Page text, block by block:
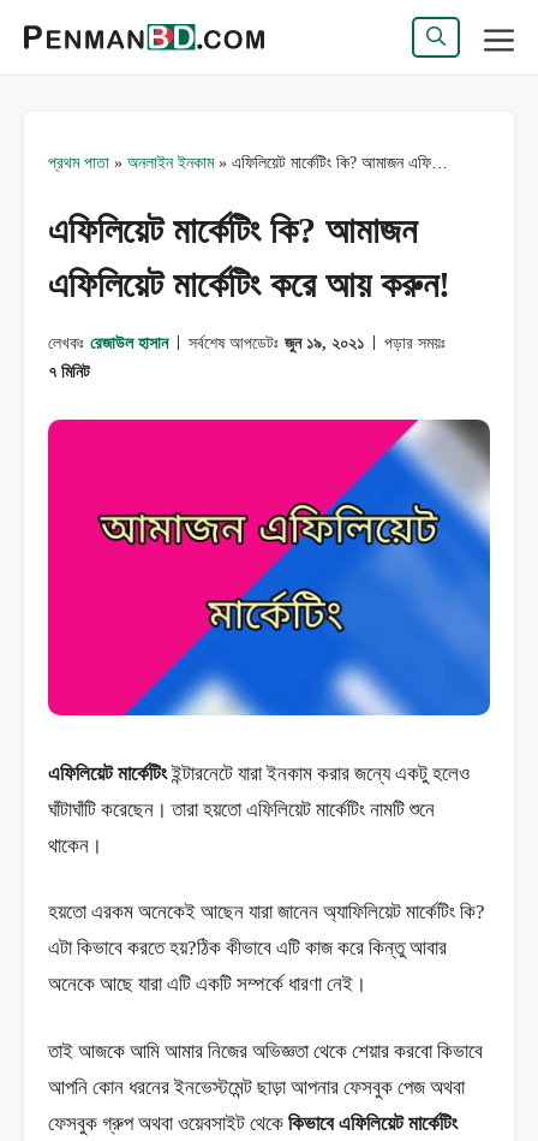
লেখায়
মেন্যু
প্রথম পাতা » অনলাইন ইনকাম» এফিলিয়েট মার্কেটিং কি? আমাজন এফিলিয়েট মার্কেটিং করে আয় করুন!
এফিলিয়েট মার্কেটিং কি? আমাজন
এফিলিয়েট মার্কেটিং করে আয় করুন!
লেখকঃ রেজাউল হাসান সর্বশেষ আপডেটঃ জুন ১৯, ২০২১
পড়ার সময়ঃ
৭ মিনিট
এফিলিয়েট মার্কেটিংইন্টারনেটে যারা ইনকাম করার জন্যে একটু হলেও
ঘাঁটাঘাঁটি করেছেন। তারা হয়তো এফিলিয়েট মার্কেটিং নামটি শুনে
থাকেন।
হয়তো এরকম অনেকেই আছেন যারা জানেন অ্যাফিলিয়েট মার্কেটিং কি?
এটা কিভাবে করতে হয়?ঠিক কীভাবে এটি কাজ করে কিন্তু আবার
অনেকে আছে যারা এটি একটি সম্পর্কে ধারণা নেই।
তাই আজকে আমি আমার নিজের অভিজ্ঞতা থেকে শেয়ার করবো কিভাবে
আপনি কোন ধরনের ইনভেস্টমেন্ট ছাড়া আপনার ফেসবুক পেজ অথবা
ফেসবুক গ্রুপ অথবা ওয়েবসাইট থেকে কিভাবে এফিলিয়েট মার্কেটিং